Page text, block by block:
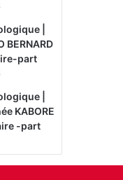
|
BERNARD
part
|
KABORE
-part